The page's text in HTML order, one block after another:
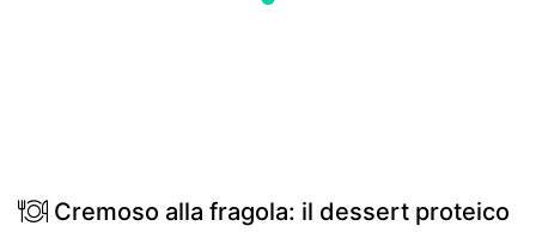
Cremoso alla fragola: il dessert proteico